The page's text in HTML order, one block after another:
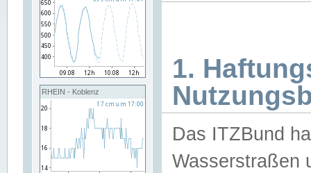
RHEIN - Koblenz
1.
Das ITZBund
Wasserstraßen